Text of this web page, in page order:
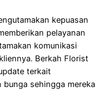
kepuasan
pelayanan
komunikasi
Berkah Florist
terkait
bunga sehingga mereka